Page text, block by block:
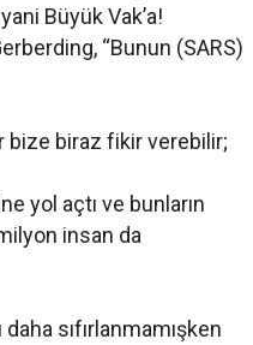
Büyük Vak’a!
“Bunun (SARS)
bize biraz fikir verebilir;
yol açtı ve bunların
insan da
sıfırlanmamışken